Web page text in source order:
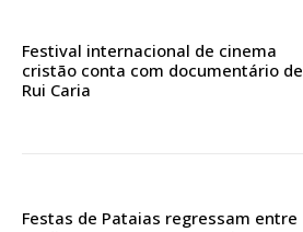
Escolha o plano
Festival internacional de cinema
cristão conta com documentário de
Rui Caria
Festas de Pataias regressam entre